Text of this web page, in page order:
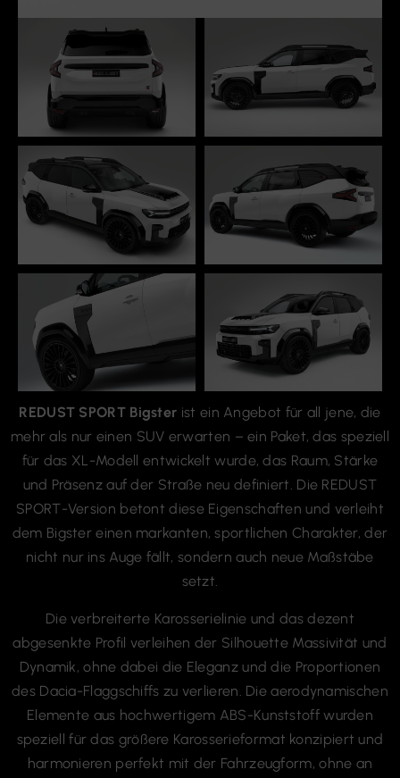
REDUST SPORT Bigster
ist ein Angebot für all jene, die
mehr als nur einen SUV erwarten – ein Paket, das speziell
für das XL-Modell entwickelt wurde, das Raum, Stärke
und Präsenz auf der Straße neu definiert. Die REDUST
SPORT-Version betont diese Eigenschaften und verleiht
dem Bigster einen markanten, sportlichen Charakter, der
nicht nur ins Auge fällt, sondern auch neue Maßstäbe
setzt.
Die verbreiterte Karosserielinie und das dezent
Dynamik, ohne dabei die Eleganz und die Proportionen
des Dacia-Flaggschiffs zu verlieren. Die aerodynamischen
Elemente aus hochwertigem ABS-Kunststoff wurden
speziell für das größere Karosserieformat konzipiert und
harmonieren perfekt mit der Fahrzeugform, ohne an
Funktionalität einzubüßen.